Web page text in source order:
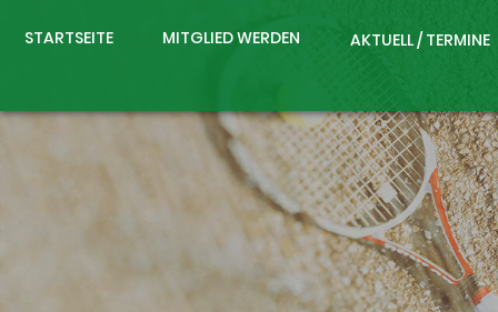
STARTSEITE MITGLIED WERDEN AKTUELL / TERMINE